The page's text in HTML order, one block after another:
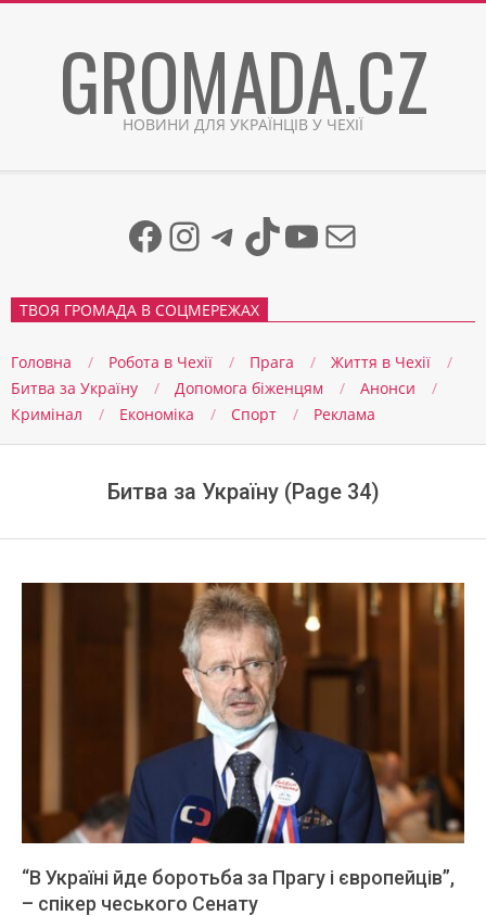
GROMADA.CZ
НОВИНИ ДЛЯ УКРАЇНЦІВ У ЧЕХІЇ
Facebook
Instagram
Telegram
TikTok
YouTube
Mail
ТВОЯ ГРОМАДА В СОЦМЕРЕЖАХ
Головна Робота в Чехії Прага
Життя в Чеxії
Битва за Україну
Допомога біженцям
Анонси
Кримінал
Економіка Спорт Реклама
Битва за Україну (Page 34)
“В Україні йде боротьба за Прагу і європейців”,
– спікер чеського Сенату